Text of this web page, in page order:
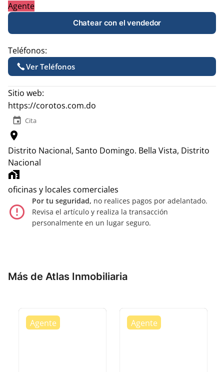
Agente
Chatear con el vendedor
Teléfonos:
Ver Teléfonos
Sitio web:
https://corotos.com.do
event Cita
location_on
Distrito Nacional, Santo Domingo. Bella Vista, Distrito
Nacional
home_work
oficinas y locales comerciales
error_outline
Por tu seguridad, no realices pagos por adelantado.
Revisa el artículo y realiza la transacción
personalmente en un lugar seguro.
Más de Atlas Inmobiliaria